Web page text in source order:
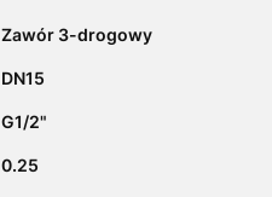
Zawór 3-drogowy
DN15
G1/2"
0.25